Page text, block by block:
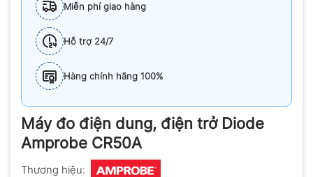
Miễn phí giao hàng
Hỗ trợ 24/7
Hàng chính hãng 100%
Máy đo điện dung, điện trở Diode
Amprobe CR50A
Thương hiệu: